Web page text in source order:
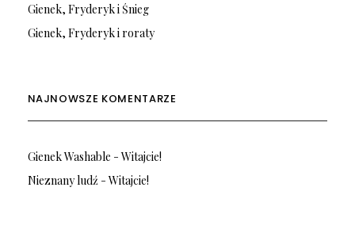
Gienek, Fryderyk i Śnieg
Gienek, Fryderyk i roraty
NAJNOWSZE KOMENTARZE
Gienek Washable -Witajcie!
Nieznany ludź -Witajcie!